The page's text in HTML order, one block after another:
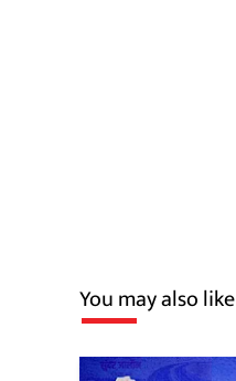
You may also like